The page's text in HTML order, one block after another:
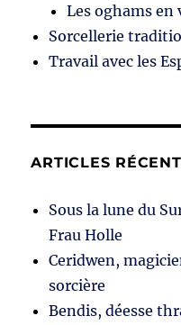
Les oghams en
Sorcellerie
Travail avec les
ARTICLES
Sous la lune du
Frau Holle
Ceridwen,
sorcière
Bendis, déesse